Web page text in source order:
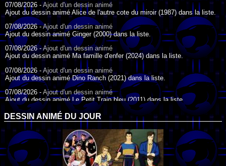
07/08/2026 -Ajout d'un dessin animé
Ajout du dessin animé Alice de l'autre cote du miroir (1987) dans la liste.
07/08/2026 -Ajout d'un dessin animé
Ajout du dessin animé Ginger (2000) dans la liste.
07/08/2026 -Ajout d'un dessin animé
Ajout du dessin animé Ma famille d'enfer (2024) dans la liste.
07/08/2026 - Ajout d'un dessin animé
Ajout du dessin animé Dino Ranch (2021) dans la liste.
07/08/2026 - Ajout d'un dessin animé
Ajout du dessin animé Le Petit Train bleu (2011) dans la liste.
07/08/2026 -Ajout d'un dessin animé
Ajout du dessin animé Agent Spécial Oso (2009) dans la liste.
17/07/2026 -Ajout d'un dessin animé
Ajout du dessin animé Peter Pan (1988) dans la liste.
17/07/2026 - Ajout d'un dessin animé
DESSIN ANIMÉ DU JOUR